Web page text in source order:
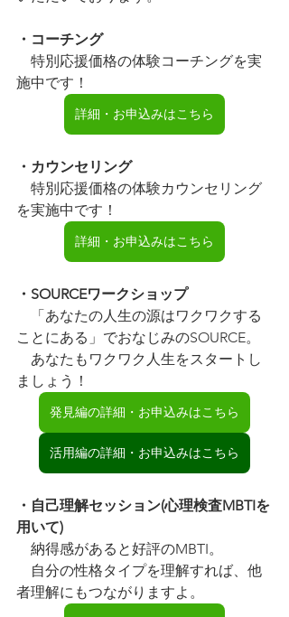
・コーチング
特別応援価格の体験コーチングを実
施中です！
詳細・お申込みはこちら
・カウンセリング
特別応援価格の体験カウンセリング
を実施中です！
詳細・お申込みはこちら
・SOURCEワークショップ
「あなたの人生の源はワクワクする
ことにある」でおなじみのSOURCE。
あなたもワクワク人生をスタートし
ましょう！
発見編の詳細・お申込みはこちら
活用編の詳細・お申込みはこちら
・自己理解セッション(心理検査MBTIを
用いて)
納得感があると好評のMBTI。
自分の性格タイプを理解すれば、他
者理解にもつながりますよ。